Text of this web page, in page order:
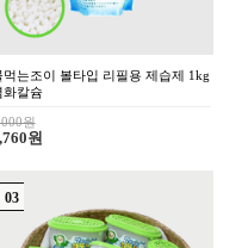
조이수 초순수 3차 살균 정제수 증
수 500ml 지게차 배터리 화장품 약
6,000원
%
0